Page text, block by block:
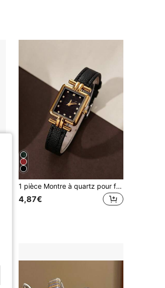
1 pièce Montre à quartz pour femmes, style minimaliste classique à cadran rectangulaire petit, style britannique vintage, montre à quartz de mode de luxe de niche, convient pour porter lors des vacances, des fêtes, des mariages, de la rentrée scolaire, de Noël, de Thanksgiving, d'Halloween, de Pâques et d'autres occasions, le meilleur cadeau pour les femmes.
4,87€